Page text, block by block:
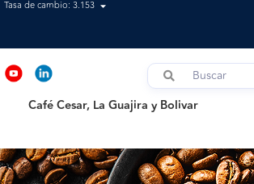
Tasa de cambio: 3.153
Café Cesar, La Guajira y Bolivar